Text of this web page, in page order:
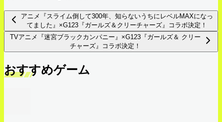
アニメ『スライム倒して300年、知らないうちにレベルMAXになっ
てました』×G123『ガールズ＆クリーチャーズ』コラボ決定！
TVアニメ『迷宮ブラックカンパニー』×G123『ガールズ＆ クリー
チャーズ』コラボ決定！
おすすめゲーム